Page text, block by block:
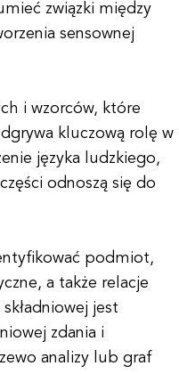
związki między
sensownej
i wzorców, które
kluczową rolę w
języka ludzkiego,
odnoszą się do
podmiot,
a także relacje
jest
zdania i
analizy lub graf